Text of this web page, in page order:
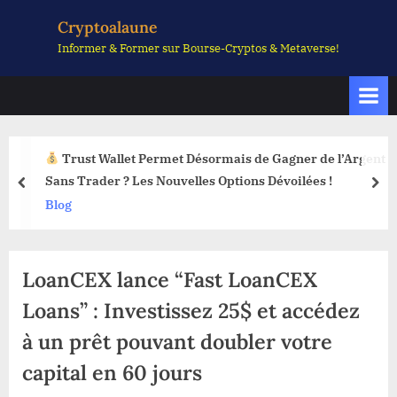
Cryptoalaune
Informer & Former sur Bourse-Cryptos & Metaverse!
Trust Wallet Permet Désormais de Gagner de l’Argent
Sans Trader ? Les Nouvelles Options Dévoilées !
Blog
prev
LoanCEX lance “Fast LoanCEX
Loans” : Investissez 25$ et accédez
à un prêt pouvant doubler votre
capital en 60 jours